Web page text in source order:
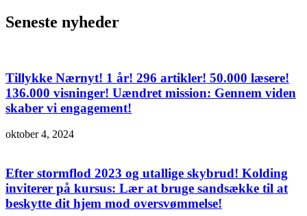
Seneste nyheder
Tillykke Nærnyt! 1 år! 296 artikler! 50.000 læsere!
136.000 visninger! Uændret mission: Gennem viden
skaber vi engagement!
oktober 4, 2024
Efter stormflod 2023 og utallige skybrud! Kolding
inviterer på kursus: Lær at bruge sandsække til at
beskytte dit hjem mod oversvømmelse!